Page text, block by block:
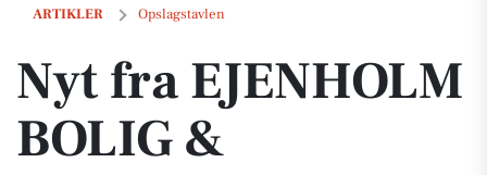
ARTIKLER Opslagstavlen
Nyt fra EJENHOLM BOLIG & ERHVERV
Nyt fra EJENHOLM
BOLIG &